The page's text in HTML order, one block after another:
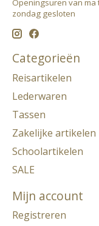
zondag gesloten
Categorieën
Reisartikelen
Lederwaren
Tassen
Zakelijke artikelen
Schoolartikelen
SALE
Mijn account
Registreren